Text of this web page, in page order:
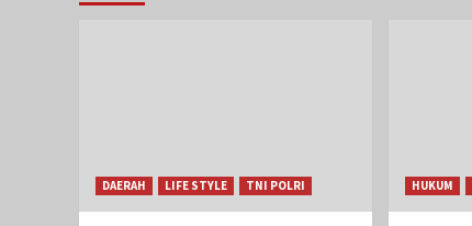
DAERAH LIFE STYLE TNI POLRI HUKUM